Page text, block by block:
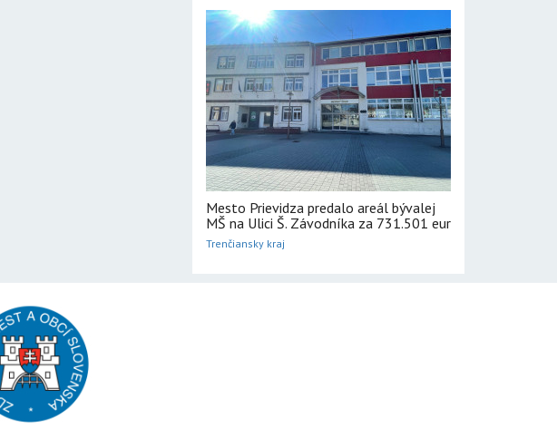
Mesto Prievidza predalo areál bývalej
MŠ na Ulici Š. Závodníka za 731.501 eur
Trenčiansky kraj